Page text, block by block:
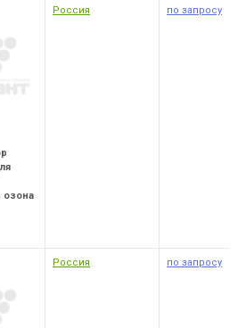
озона
Россия по запросу
Россия по запросу